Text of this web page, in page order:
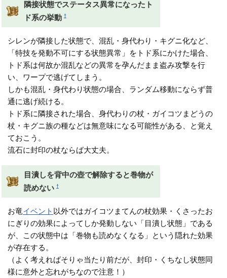
隣接状態でステータス異常になったト
ド系の挙動 †
シレンが隣接した状態で、混乱・身代わり・キグニ化など、
「特技を発動不可にする状態異常」をトド系にかけた場合、
トド系は何故か混乱などの異常を孕んだまま盗み攻撃を行
い、ワープで逃げてしまう。
しかも混乱・身代わり状態の場合、ランダム移動にならず普
通に逃げ続ける。
トド系に隣接された場合、身代わりの杖・ガイコツまどうの
杖・キグニ族の種などは無意味になる可能性がある、と覚え
ておこう。
流石に封印の杖ならば大丈夫。
目潰しを背中の壺で解除すると巻物が
読めない †
お竜イベント 以外ではガイコツまてんの杖効果・くさったお
にぎりの効果によってしか発動しない「目潰し状態」である
が、この状態中は「巻物も読めなくなる」という隠れた効果
が存在する。
（よく考えればそりゃ当たり前だが、封印・くちなし状態同
様に意外と忘れがちなので注意！）